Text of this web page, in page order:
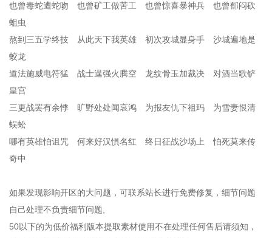
也曾毒蛇遭蛇吻 也曾矿工做苦工 也曾惊喜暴神兵 也曾郁闷砍
蛆虫
熬到三五学终技 从此天下我英雄 初次攻城显身手 沙城遍地是
蛟龙
道法施威电符猛 战士逞强火腾空 龙纹骨玉加裁决 对酒当歌铲
皇宫
三更战罢有余悸 旷野处处闻哀鸿 为报友仇下祖玛 为雪妻恨清
蜈蚣
哪有英雄怕诅咒 何来好汉惧名红 终日征战沙场上 怕死莫来传
奇中
如果发现影响开区的大问题，可联系站长进行免费修复，细节问题
自己处理不负责细节问题,
50以下的为低价福利版本提取素材使用不在处理任何售后请须知，